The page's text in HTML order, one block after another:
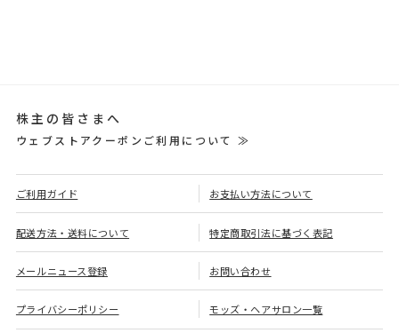
株主の皆さまへ
ウェブストアクーポンご利用について ≫
ご利用ガイド お支払い方法について
配送方法・送料について 特定商取引法に基づく表記
メールニュース登録 お問い合わせ
プライバシーポリシー モッズ・ヘアサロン一覧